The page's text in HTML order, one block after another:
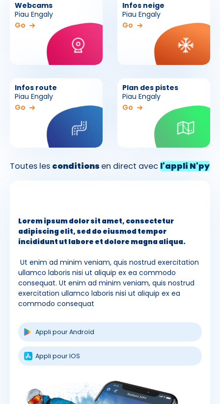
Webcams
Piau Engaly
Go
Infos neige
Piau Engaly
Go
Infos route
Piau Engaly
Go
Plan des pistes
Piau Engaly
Go
Toutes les conditions en direct avecl'appli N'py
Lorem ipsum dolor sit amet, consectetur
adipiscing elit, sed do eiusmod tempor
incididunt ut labore et dolore magna aliqua.
Ut enim ad minim veniam, quis nostrud exercitation
ullamco laboris nisi ut aliquip ex ea commodo
consequat. Ut enim ad minim veniam, quis nostrud
exercitation ullamco laboris nisi ut aliquip ex ea
commodo consequat
Appli pour Androïd
Appli pour IOS